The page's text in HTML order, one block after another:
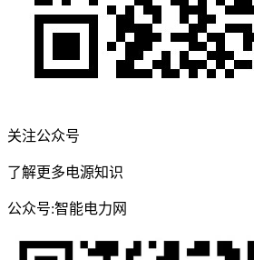
关注公众号
了解更多电源知识
公众号:智能电力网